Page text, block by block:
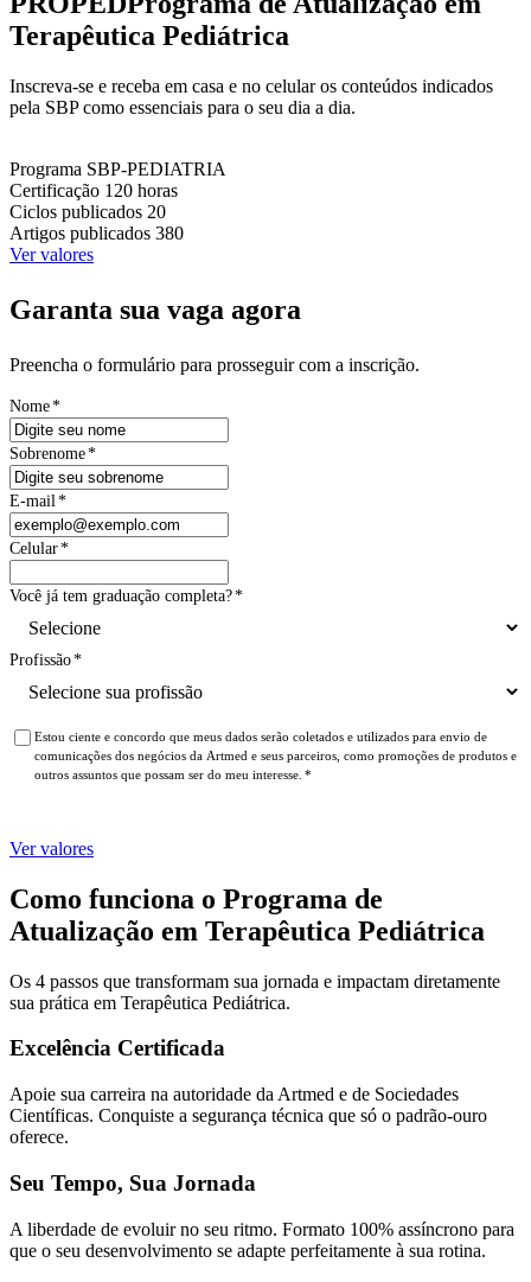
Terapêutica Pediátrica
Inscreva-se e receba em casa e no celular os conteúdos indicados
pela SBP como essenciais para o seu dia a dia.
Programa SBP-PEDIATRIA
Certificação 120 horas
Ciclos publicados 20
Artigos publicados 380
Ver valores
Garanta sua vaga agora
Preencha o formulário para prosseguir com a inscrição.
Nome*
Sobrenome*
E-mail *
Celular*
Você já tem graduação completa?*
Profissão*
Estou ciente e concordo que meus dados serão coletados e utilizados para envio de
comunicações dos negócios da Artmed e seus parceiros, como promoções de produtos e
outros assuntos que possam ser do meu interesse. *
Ver valores
Como funciona o Programa de
Atualização em Terapêutica Pediátrica
Os 4 passos que transformam sua jornada e impactam diretamente
sua prática em Terapêutica Pediátrica.
Excelência Certificada
Apoie sua carreira na autoridade da Artmed e de Sociedades
Científicas. Conquiste a segurança técnica que só o padrão-ouro
oferece.
Seu Tempo, Sua Jornada
A liberdade de evoluir no seu ritmo. Formato 100% assíncrono para
que o seu desenvolvimento se adapte perfeitamente à sua rotina.